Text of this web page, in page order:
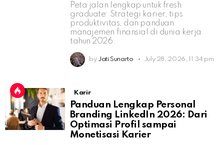
Peta jalan lengkap untuk fresh
graduate: Strategi karier, tips
produktivitas, dan panduan
manajemen finansial di dunia kerja
tahun 2026.
by Jati Sunarto July 28, 2026, 11:34 pm
Karir
Panduan Lengkap Personal
Branding LinkedIn 2026: Dari
Optimasi Profil sampai
Monetisasi Karier